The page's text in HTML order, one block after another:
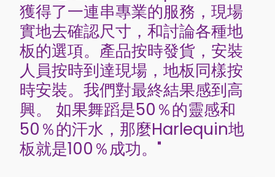
獲得了一連串專業的服務，現場
實地去確認尺寸，和討論各種地
板的選項。產品按時發貨，安裝
人員按時到達現場，地板同樣按
時安裝。我們對最終結果感到高
興。 如果舞蹈是50％的靈感和
50％的汗水，那麼Harlequin地
板就是100％成功。"